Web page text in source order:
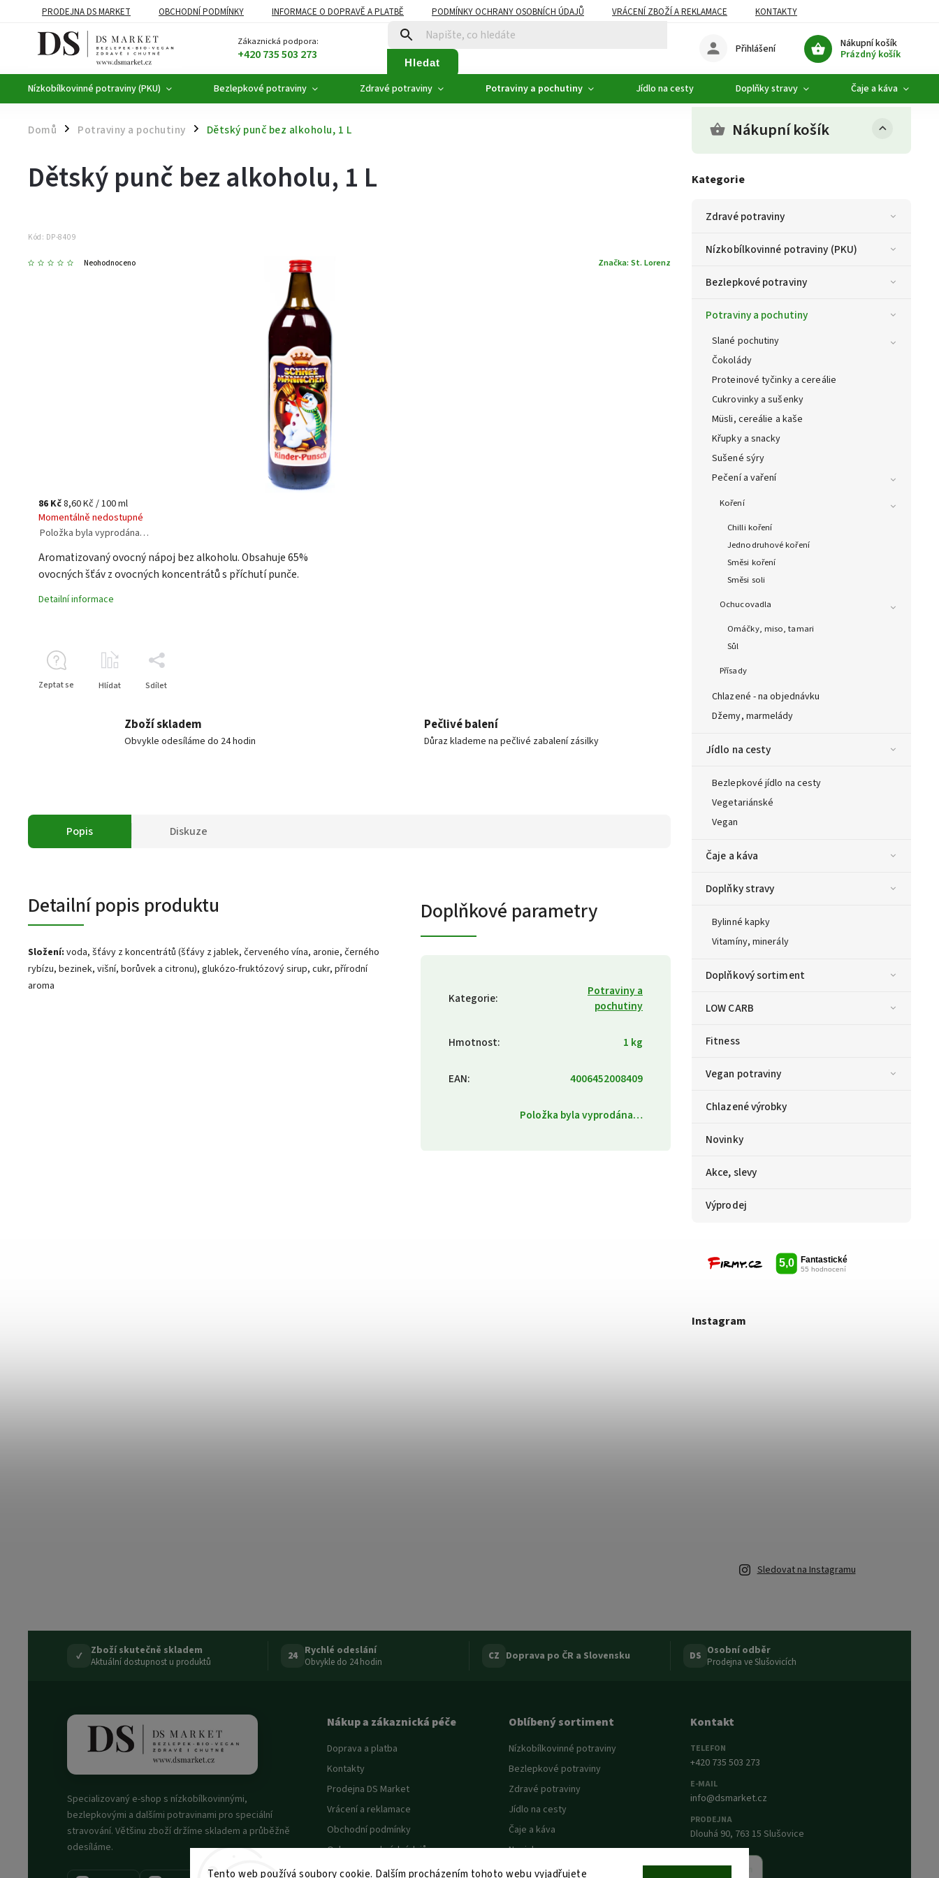
Tento web používá soubory cookie. Dalším procházením tohoto webu vyjadřujete
PRODEJNA DS MARKET OBCHODNÍ PODMÍNKY INFORMACE O DOPRAVĚ A PLATBĚ PODMÍNKY OCHRANY OSOBNÍCH ÚDAJŮ VRÁCENÍ ZBOŽÍ A REKLAMACE
KONTAKTY
BEZLEPKOVÉ POTRAVINY
ZDRAVÉ POTRAVINY NOVINKY AKCE, SLEVY
Zákaznická podpora:
+420 735 503 273 Hledat
Nákupní košík
Prázdný košík
Přihlášení
Nízkobílkovinné potraviny (PKU) Bezlepkové potraviny Zdravé potraviny Potraviny a pochutiny Jídlo na cesty Doplňky stravy Čaje a káva
Domů / Potraviny a pochutiny / Dětský punč bez alkoholu, 1 L Nákupní košík
Kategorie
Zdravé potraviny
Nízkobílkovinné potraviny (PKU)
Bezlepkové potraviny
Potraviny a pochutiny
Slané pochutiny
Čokolády
Proteinové tyčinky a cereálie
Cukrovinky a sušenky
Müsli, cereálie a kaše
Křupky a snacky
Sušené sýry
Pečení a vaření
Koření
Chilli koření
Jednodruhové koření
Směsi koření
Směsi soli
Ochucovadla
Omáčky, miso, tamari
Sůl
Přísady
Chlazené - na objednávku
Džemy, marmelády
Jídlo na cesty
Bezlepkové jídlo na cesty
Vegetariánské
Vegan
Čaje a káva
Doplňky stravy
Bylinné kapky
Vitamíny, minerály
Doplňkový sortiment
LOW CARB
Fitness
Vegan potraviny
Chlazené výrobky
Novinky
Akce, slevy
Výprodej
Instagram
Sledovat na Instagramu
Dětský punč bez alkoholu, 1 L
Kód: DP-8409
Neohodnoceno Značka: St. Lorenz
86 Kč8,60 Kč / 100 ml
Momentálně nedostupné
Položka byla vyprodána…
Aromatizovaný ovocný nápoj bez alkoholu. Obsahuje 65%
ovocných šťáv z ovocných koncentrátů s příchutí punče.
Detailní informace
Zeptat se Hlídat Sdílet
Zboží skladem
Obvykle odesíláme do 24 hodin
Pečlivé balení
Důraz klademe na pečlivé zabalení zásilky
Popis Diskuze
Detailní popis produktu
Složení: voda, šťávy z koncentrátů (šťávy z jablek, červeného vína, aronie, černého
rybízu, bezinek, višní, borůvek a citronu), glukózo-fruktózový sirup, cukr, přírodní
aroma
Doplňkové parametry
Kategorie:
Potraviny a
pochutiny
Hmotnost: 1 kg
EAN: 4006452008409
Položka byla vyprodána…
✓ Zboží skutečně skladem
Aktuální dostupnost u produktů 24 Rychlé odeslání
Obvykle do 24 hodin CZ Doprava po ČR a Slovensku DS Osobní odběr
Prodejna ve Slušovicích
Specializovaný e-shop s nízkobílkovinnými,
bezlepkovými a dalšími potravinami pro speciální
stravování. Většinu zboží držíme skladem a průběžně
odesíláme.
Nákup a zákaznická péče
Doprava a platba
Kontakty
Prodejna DS Market
Vrácení a reklamace
Obchodní podmínky
Ochrana osobních údajů
Oblíbený sortiment
Nízkobílkovinné potraviny
Bezlepkové potraviny
Zdravé potraviny
Jídlo na cesty
Čaje a káva
Novinky
Akce a slevy
Kontakt
TELEFON
+420 735 503 273
E-MAIL
info@dsmarket.cz
PRODEJNA
Dlouhá 90, 763 15 Slušovice
Napsat nám